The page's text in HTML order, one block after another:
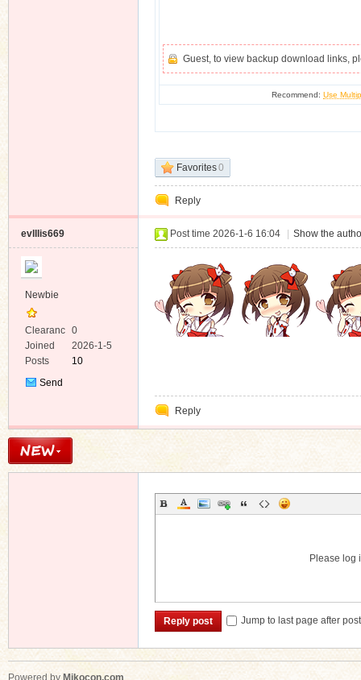
Guest, to view backup download links,
Recommend:Use
Favorites0
Reply
evlllis669
Newbie
Clearanc
e
0
Joined
2026-1-5
Posts
10
Send
Post time 2026-1-6 16:04 Show the
Reply
Please log
Reply post Jump to last page after
Powered by Mikocon.com